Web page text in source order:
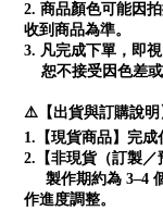
2. 商品顏色可能因
收到商品為準。
3. 凡完成下單，即
恕不接受因色差或
⚠️【出貨與訂購說明
1.【現貨商品】完成
2.【非現貨（訂製／
製作期約為 3–4
作進度調整。